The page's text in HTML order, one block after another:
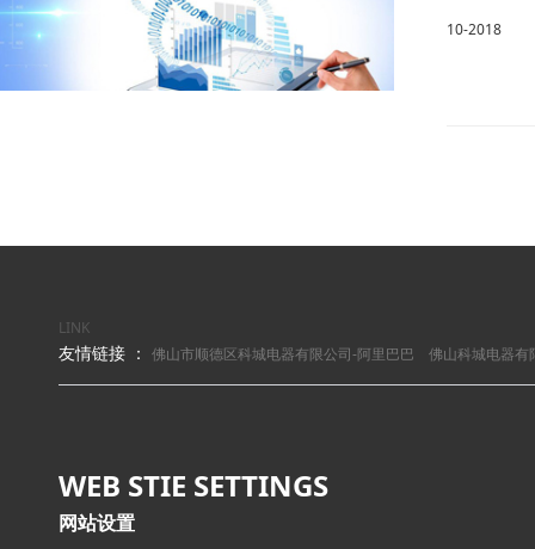
10-2018
LINK
友情链接 ： 佛山市顺德区科城电器有限公司-阿里巴巴 佛山科城电器有
WEB STIE SETTINGS
网站设置